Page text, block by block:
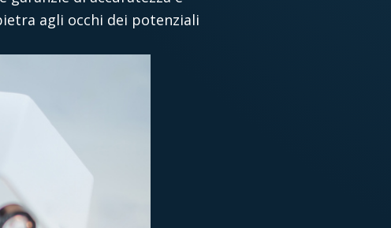
agli occhi dei potenziali